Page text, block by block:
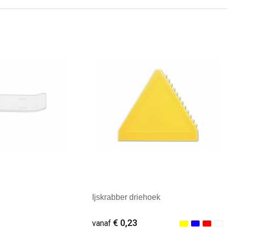
Ijskrabber driehoek
vanaf € 0,23